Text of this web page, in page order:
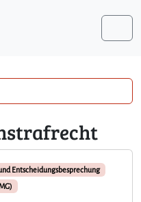
Entscheidungsbesprechung